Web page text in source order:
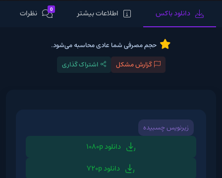
دانلود باکس اطلاعات بیشتر 0 نظرات
حجم مصرفی شما عادی محاسبه می‌شود.
گزارش مشکل
اشتراک گذاری
زیرنویس چسبیده
دانلود 1080p
دانلود 720p